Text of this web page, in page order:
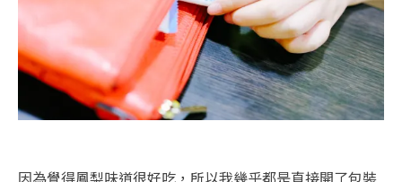
因為覺得鳳梨味道很好吃，所以我幾乎都是直接開了包裝